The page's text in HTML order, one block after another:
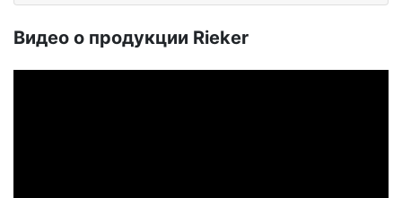
Ви­део о про­дук­ции Ri­eker